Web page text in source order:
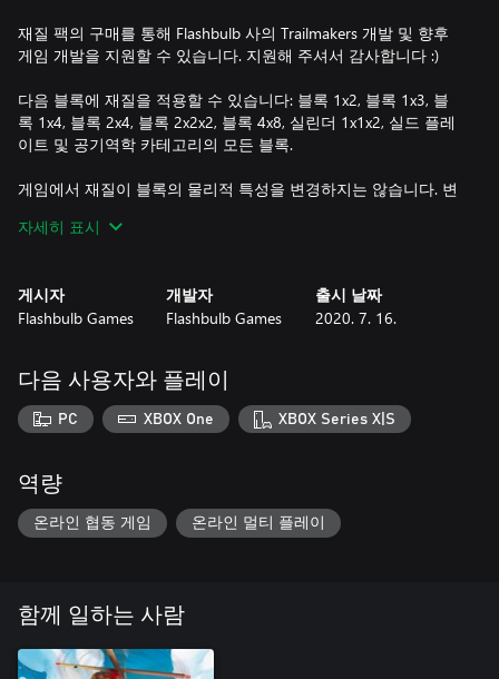
재질 팩의 구매를 통해 Flashbulb 사의 Trailmakers 개발 및 향후
게임 개발을 지원할 수 있습니다. 지원해 주셔서 감사합니다 :)
다음 블록에 재질을 적용할 수 있습니다: 블록 1x2, 블록 1x3, 블
록 1x4, 블록 2x4, 블록 2x2x2, 블록 4x8, 실린더 1x1x2, 실드 플레
이트 및 공기역학 카테고리의 모든 블록.
게임에서 재질이 블록의 물리적 특성을 변경하지는 않습니다. 변
기에 포함된 재질을 사용한 탈것을 수정할 수는 없지만, 운전은
합니다.
자세히 표시
게시자
Flashbulb Games
개발자
Flashbulb Games
출시 날짜
2020. 7. 16.
다음 사용자와 플레이
PC XBOX One XBOX Series X|S
역량
온라인 협동 게임 온라인 멀티 플레이
함께 일하는 사람